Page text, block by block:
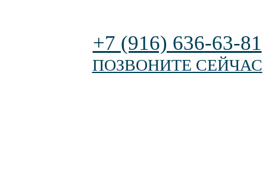
+7 (916) 636-63-81
ПОЗВОНИТЕ СЕЙЧАС